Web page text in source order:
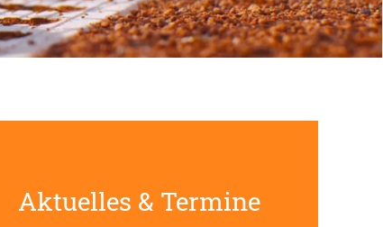
Aktuelles & Termine